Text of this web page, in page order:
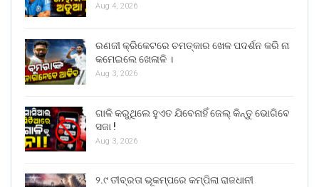
Aug 4, 2026
ରଣଜୀ କ୍ରିକେଟରେ ଚମତ୍କାର ଖେଳ ପଦର୍ଶନ କରି ନା
କମେଇଲେ ଖେଳାଳି ।
Aug 3, 2026
ଗାଳି କରୁଥିଲେ ହୁଏତ ଯିବେନାହିଁ ଜେଲ୍ କିନ୍ତୁ ଭୋଗିବେ
ସଜା !
Aug 3, 2026
୨.୯ ତୀବ୍ରତା ଭୂକମ୍ପରେ କମ୍ପିଲା ରାଜଧାନୀ